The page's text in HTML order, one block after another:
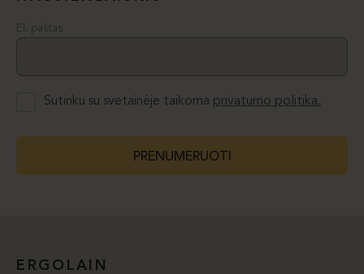
El. paštas
Sutinku su svetainėje taikoma privatumo politika.
PRENUMERUOTI
ERGOLAIN